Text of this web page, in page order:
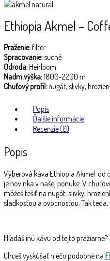
Ethiopia Akmel –
Praženie:filter
Spracovanie:suché
Odroda:Heirloom
Nadm.výška:1800-2200 m
Chuťový profil:nugát, slivky,
Popis
Ďalšie informácie
Recenzie (0)
Popis
Výberová káva Ethiopia Akmel od
je novinka v našej ponuke. V
môžeš tešiť na nugát, slivky,
sladkosťou a ovocnosťou. Tak teda,
Hľadáš inú kávu od tejto
Chceš vyskúšať niečo podobné na